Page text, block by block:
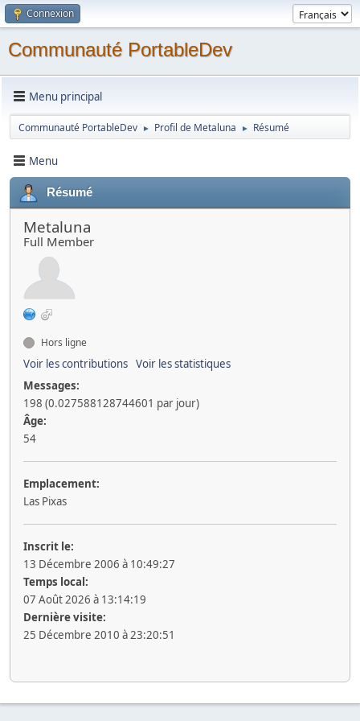
Connexion
Communauté PortableDev
Menu principal
Communauté PortableDev ► Profil de Metaluna ► Résumé
Menu
Résumé
Metaluna
Full Member
Hors ligne
Voir les contributions Voir les statistiques
Messages:
198 (0.027588128744601 par jour)
Âge:
54
Emplacement:
Las Pixas
Inscrit le:
13 Décembre 2006 à 10:49:27
Temps local:
07 Août 2026 à 13:14:19
Dernière visite:
25 Décembre 2010 à 23:20:51